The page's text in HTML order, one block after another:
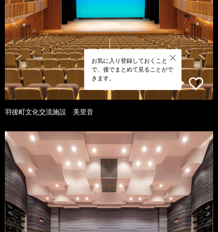
お気に入り登録しておくこと
で、後でまとめて見ることがで
きます。
羽後町文化交流施設 美里音